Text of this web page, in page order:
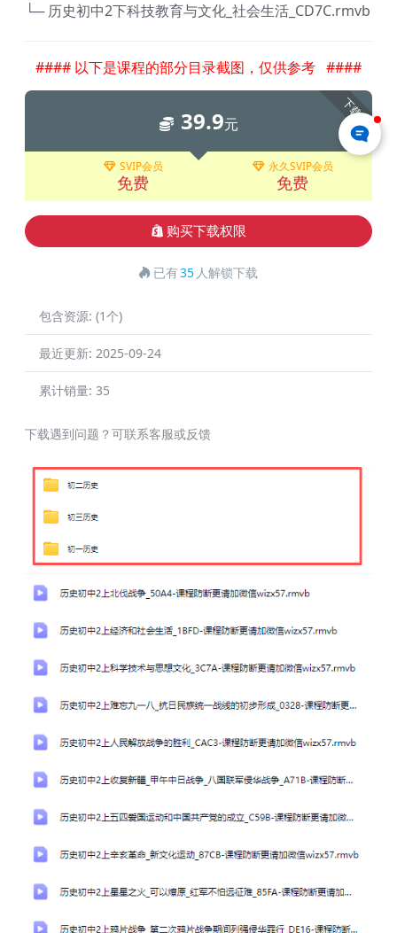
└─ 历史初中2下科技教育与文化_社会生活_CD7C.rmvb
#### 以下是课程的部分目录截图，仅供参考 ####
下载
39.9元
SVIP会员
免费
永久SVIP会员
免费
购买下载权限
已有35 人解锁下载
包含资源: (1个)
最近更新: 2025-09-24
累计销量: 35
下载遇到问题？可联系客服或反馈